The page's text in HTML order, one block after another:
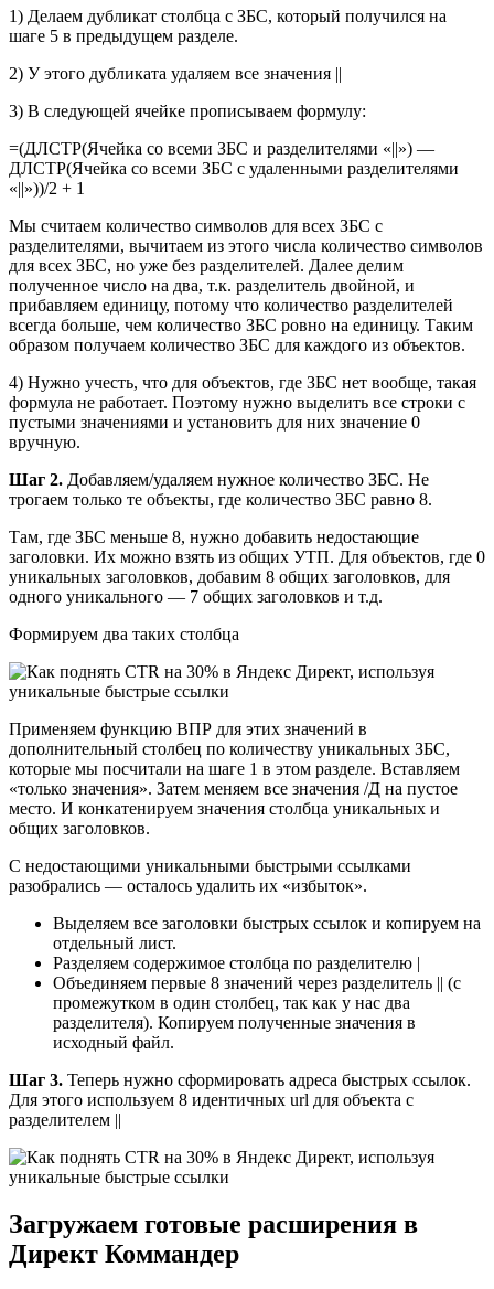
1) Делаем дубликат столбца с ЗБС, который получился на
шаге 5 в предыдущем разделе.
2) У этого дубликата удаляем все значения ||
3) В следующей ячейке прописываем формулу:
=(ДЛСТР(Ячейка со всеми ЗБС и разделителями «||») —
ДЛСТР(Ячейка со всеми ЗБС с удаленными разделителями
«||»))/2 + 1
Мы считаем количество символов для всех ЗБС с
разделителями, вычитаем из этого числа количество символов
для всех ЗБС, но уже без разделителей. Далее делим
полученное число на два, т.к. разделитель двойной, и
прибавляем единицу, потому что количество разделителей
всегда больше, чем количество ЗБС ровно на единицу. Таким
образом получаем количество ЗБС для каждого из объектов.
4) Нужно учесть, что для объектов, где ЗБС нет вообще, такая
формула не работает. Поэтому нужно выделить все строки с
пустыми значениями и установить для них значение 0
вручную.
Шаг 2. Добавляем/удаляем нужное количество ЗБС. Не
трогаем только те объекты, где количество ЗБС равно 8.
Там, где ЗБС меньше 8, нужно добавить недостающие
заголовки. Их можно взять из общих УТП. Для объектов, где 0
уникальных заголовков, добавим 8 общих заголовков, для
одного уникального — 7 общих заголовков и т.д.
Формируем два таких столбца
Применяем функцию ВПР для этих значений в
дополнительный столбец по количеству уникальных ЗБС,
которые мы посчитали на шаге 1 в этом разделе. Вставляем
«только значения». Затем меняем все значения /Д на пустое
место. И конкатенируем значения столбца уникальных и
общих заголовков.
С недостающими уникальными быстрыми ссылками
разобрались — осталось удалить их «избыток».
Выделяем все заголовки быстрых ссылок и копируем на
отдельный лист.
Разделяем содержимое столбца по разделителю |
Объединяем первые 8 значений через разделитель || (с
промежутком в один столбец, так как у нас два
разделителя). Копируем полученные значения в
исходный файл.
Шаг 3. Теперь нужно сформировать адреса быстрых ссылок.
Для этого используем 8 идентичных url для объекта с
разделителем ||
Загружаем готовые расширения в
Директ Коммандер